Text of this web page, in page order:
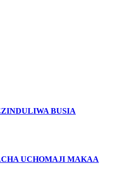
BUSIA
UCHOMAJI MAKAA